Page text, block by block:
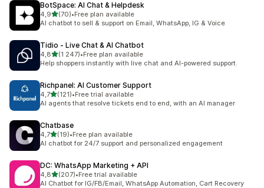
BotSpace: AI Chat & Helpdesk
4,9na 5 gwiazdek
(70)
Łączna liczba recenzji: 70
•Free plan available
AI chatbot to sell & support on Email, WhatsApp, IG & Voice
Tidio ‑ Live Chat & AI Chatbot
4,8na 5 gwiazdek
(1 247)
Łączna liczba recenzji: 1247
•Free plan available
Help shoppers instantly with live chat and AI-powered support.
Richpanel: AI Customer Support
4,7na 5 gwiazdek
(121)
Łączna liczba recenzji: 121
•Free trial available
AI agents that resolve tickets end to end, with an AI manager
Chatbase
4,7na 5 gwiazdek
(19)
Łączna liczba recenzji: 19
•Free plan available
AI chatbot for 24/7 support and personalized engagement
DC: WhatsApp Marketing + API
4,8na 5 gwiazdek
(207)
Łączna liczba recenzji: 207
•Free trial available
AI Chatbot for IG/FB/Email, WhatsApp Automation, Cart Recovery